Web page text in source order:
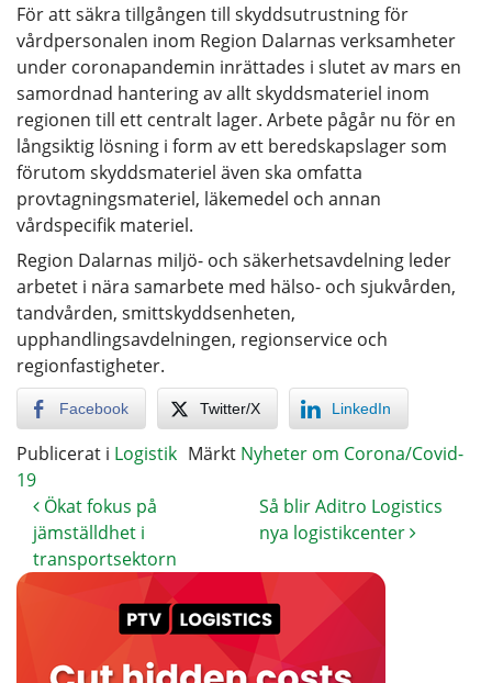
För att säkra tillgången till skyddsutrustning för
vårdpersonalen inom Region Dalarnas verksamheter
under coronapandemin inrättades i slutet av mars en
samordnad hantering av allt skyddsmateriel inom
regionen till ett centralt lager. Arbete pågår nu för en
långsiktig lösning i form av ett beredskapslager som
förutom skyddsmateriel även ska omfatta
provtagningsmateriel, läkemedel och annan
vårdspecifik materiel.
Region Dalarnas miljö- och säkerhetsavdelning leder
arbetet i nära samarbete med hälso- och sjukvården,
tandvården, smittskyddsenheten,
upphandlingsavdelningen, regionservice och
regionfastigheter.
Facebook Twitter/X LinkedIn
Publicerat i Logistik Märkt Nyheter om Corona/Covid-
19
Ökat fokus på
jämställdhet i
transportsektorn
Så blir Aditro Logistics
nya logistikcenter